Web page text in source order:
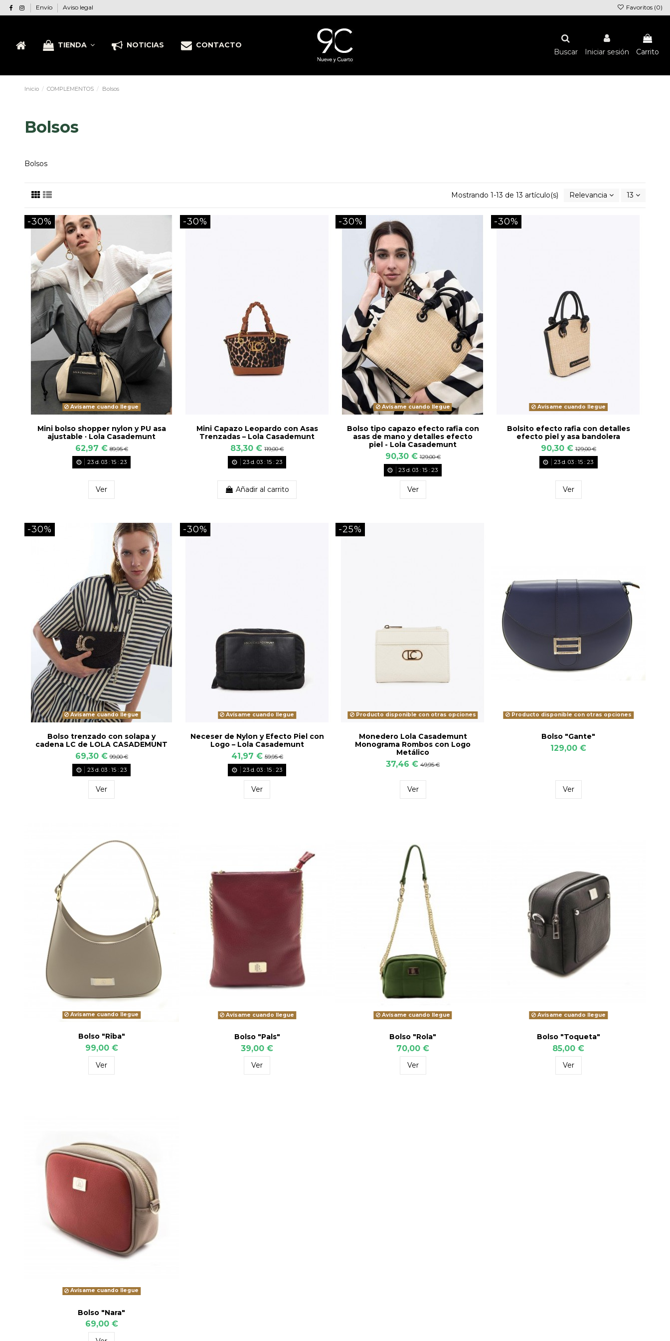
Envío Aviso legal Favoritos (0)
TIENDA NOTICIAS
CONTACTO
Buscar
Iniciar sesión Carrito
Inicio COMPLEMENTOS Bolsos
Bolsos
Bolsos
Mostrando 1-13 de 13 artículo(s) Relevancia 13
-30%
Avísame cuando llegue
Mini bolso shopper nylon y PU asa
ajustable · Lola Casademunt
62,97 € 89,95 €
23d. 03: 15: 22
Ver
-30%
Mini Capazo Leopardo con Asas
Trenzadas – Lola Casademunt
83,30 € 119,00 €
23d. 03: 15: 22
Añadir al carrito
-30%
Avísame cuando llegue
Bolso tipo capazo efecto rafia con
asas de mano y detalles efecto
piel - Lola Casademunt
90,30 € 129,00 €
23d. 03: 15: 22
Ver
-30%
Avísame cuando llegue
Bolsito efecto rafia con detalles
efecto piel y asa bandolera
90,30 € 129,00 €
23d. 03: 15: 22
Ver
-30%
Avísame cuando llegue
Bolso trenzado con solapa y
cadena LC de LOLA CASADEMUNT
69,30 € 99,00 €
23d. 03: 15: 22
Ver
-30%
Avísame cuando llegue
Neceser de Nylon y Efecto Piel con
Logo – Lola Casademunt
41,97 € 59,95 €
23d. 03: 15: 22
Ver
-25%
Producto disponible con otras opciones
Monedero Lola Casademunt
Monograma Rombos con Logo
Metálico
37,46 € 49,95 €
Ver
Producto disponible con otras opciones
Bolso "Gante"
129,00 €
Ver
Avísame cuando llegue
Bolso "Riba"
99,00 €
Ver
Avísame cuando llegue
Bolso "Pals"
39,00 €
Ver
Avísame cuando llegue
Bolso "Rola"
70,00 €
Ver
Avísame cuando llegue
Bolso "Toqueta"
85,00 €
Ver
Avísame cuando llegue
Bolso "Nara"
69,00 €